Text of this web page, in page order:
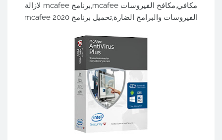
مكافي,مكافح الفيروسات mcafee,برنامج mcafee لازالة
الفيروسات والبرامج الضارة,تحميل برنامج mcafee 2020